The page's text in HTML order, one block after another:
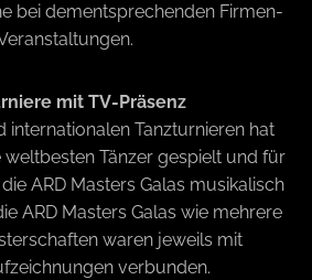
bei dementsprechenden Firmen-
mit TV-Präsenz
internationalen Tanzturnieren hat
weltbesten Tänzer gespielt und für
ARD Masters Galas musikalisch
ARD Masters Galas wie mehrere
waren jeweils mit
verbunden.